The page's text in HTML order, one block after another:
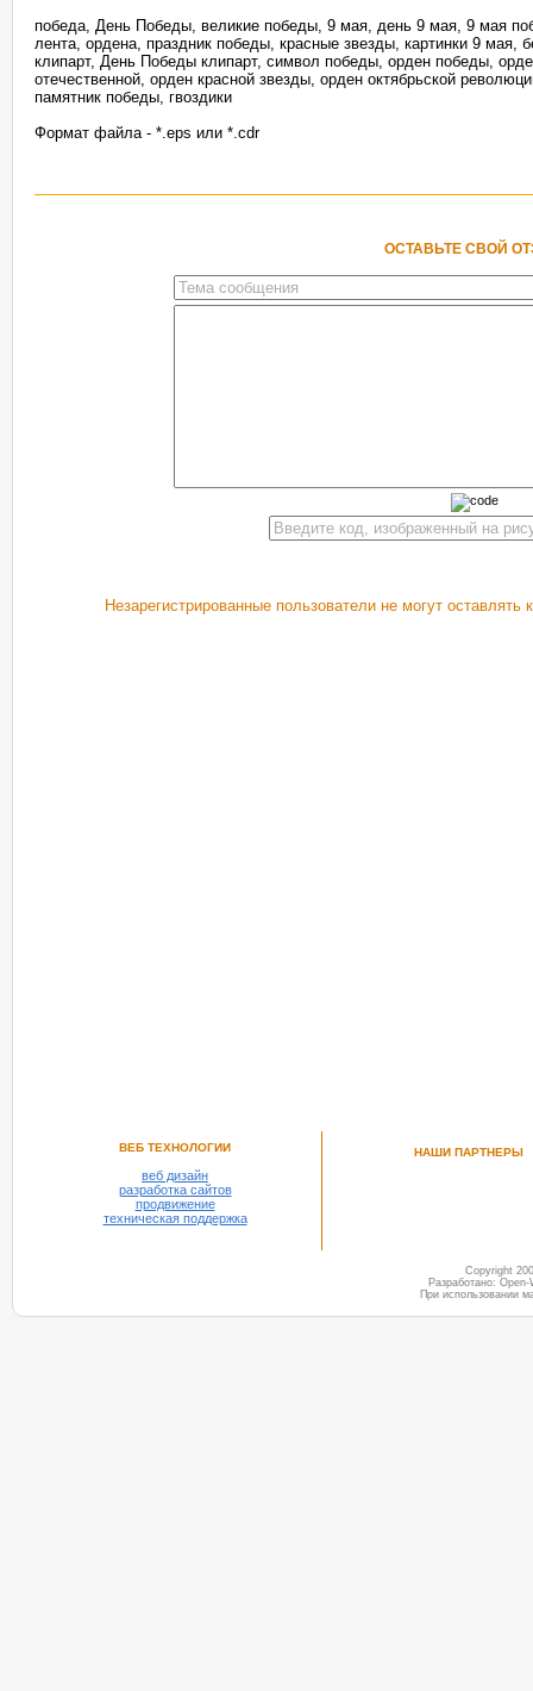
победа, День Победы, великие победы, 9 мая, день 9 мая, 9 мая
лента, ордена, праздник победы, красные звезды, картинки 9 мая,
клипарт, День Победы клипарт, символ победы, орден победы,
отечественной, орден красной звезды, орден октябрьской
памятник победы, гвоздики
Формат файла - *.eps или *.cdr
ОСТАВЬТЕ СВОЙ
Незарегистрированные пользователи не могут
ВЕБ ТЕХНОЛОГИИ
веб дизайн
разработка сайтов
продвижение
техническая поддержка
НАШИ ПАРТНЕРЫ
Copyright
Разработано:
При использовании